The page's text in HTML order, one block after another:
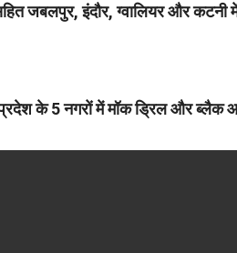
जबलपुर, इंदौर, ग्वालियर और
प्रदेश के 5 नगरों में मॉक ड्रिल और